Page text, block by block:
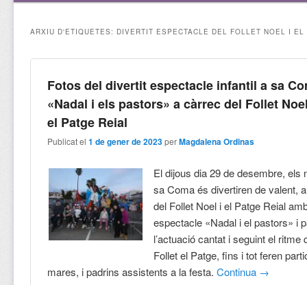
ARXIU D'ETIQUETES: DIVERTIT ESPECTACLE DEL FOLLET NOEL I EL
Fotos del divertit espectacle infantil a sa
«Nadal i els pastors» a càrrec del Follet
el Patge Reial
Publicat el1 de gener de 2023 perMagdalena Ordinas
El dijous dia 29 de desembre, els
sa Coma és divertiren de valent,
del Follet Noel i el Patge Reial
espectacle «Nadal i el pastors» i
l’actuació cantat i seguint el ritme
Follet el Patge, fins i tot feren
mares, i padrins assistents a la festa.Continua →